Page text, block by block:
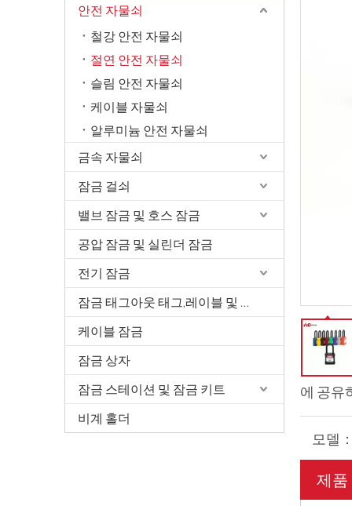
안전 자물쇠
철강 안전 자물쇠
절연 안전 자물쇠
슬림 안전 자물쇠
케이블 자물쇠
알루미늄 안전 자물쇠
금속 자물쇠
잠금 걸쇠
밸브 잠금 및 호스 잠금
공압 잠금 및 실린더 잠금
전기 잠금
잠금 태그아웃 태그,레이블 및 서명
케이블 잠금
잠금 상자
잠금 스테이션 및 잠금 키트
비계 홀더
에 공유
모델
제품